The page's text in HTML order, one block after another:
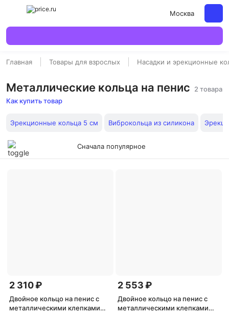
Москва
Главная Товары для взрослых Насадки и эрекционные
Металлические кольца на пенис
2 товара
Как купить товар
Эрекционные кольца 5 см Виброкольца из силикона
Сначала популярное
2 310 ₽
Двойное кольцо на пенис с
металлическими клепками
2 553 ₽
Двойное кольцо на пенис с
металлическими клепками